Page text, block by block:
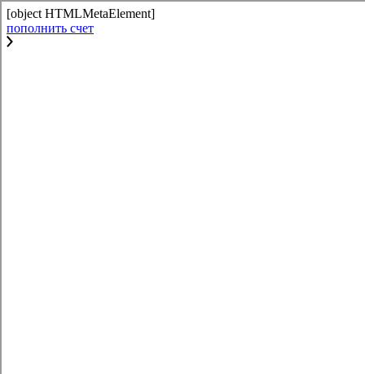
[object HTMLMetaElement]
пополнить счет